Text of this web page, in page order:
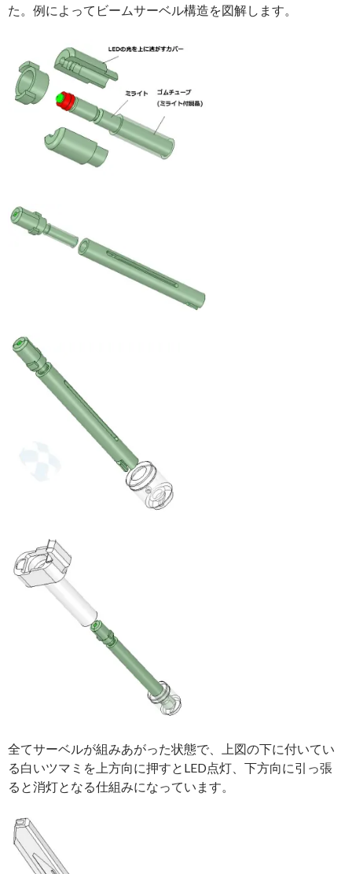
た。例によってビームサーベル構造を図解します。
全てサーベルが組みあがった状態で、上図の下に付いてい
る白いツマミを上方向に押すとLED点灯、下方向に引っ張
ると消灯となる仕組みになっています。